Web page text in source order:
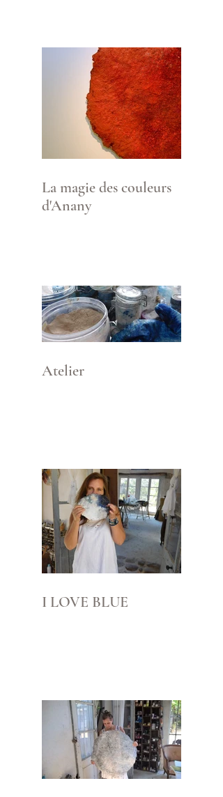
La magie des couleurs
d'Anany
Atelier
I LOVE BLUE